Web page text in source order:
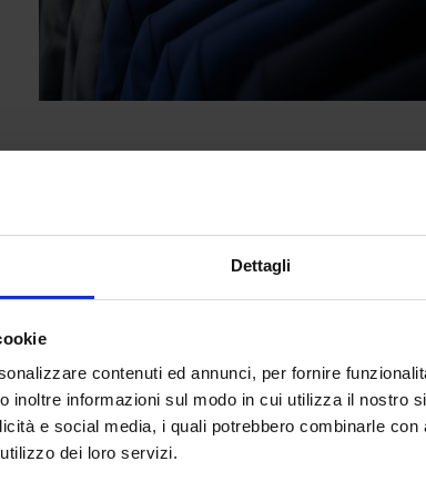
Dettagli
contenuti ed annunci, per fornire
inoltre informazioni sul modo in cui utilizza il nostro
e social media, i quali potrebbero combinarle
dei loro servizi.
ha delle regole: ha ancora
Sapete che, anche nella moda, esiste un